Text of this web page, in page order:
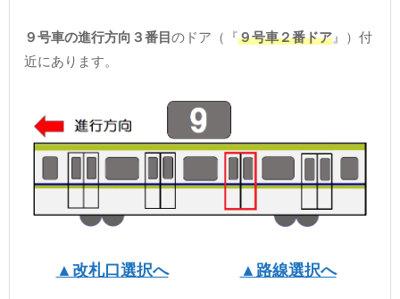
９号車の進行方向３番目 のドア（『９号車２番ドア 』）付
近にあります。
▲改札口選択へ ▲路線選択へ